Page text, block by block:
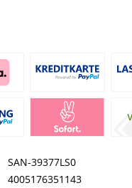
SAN-39377LS0
4005176351143